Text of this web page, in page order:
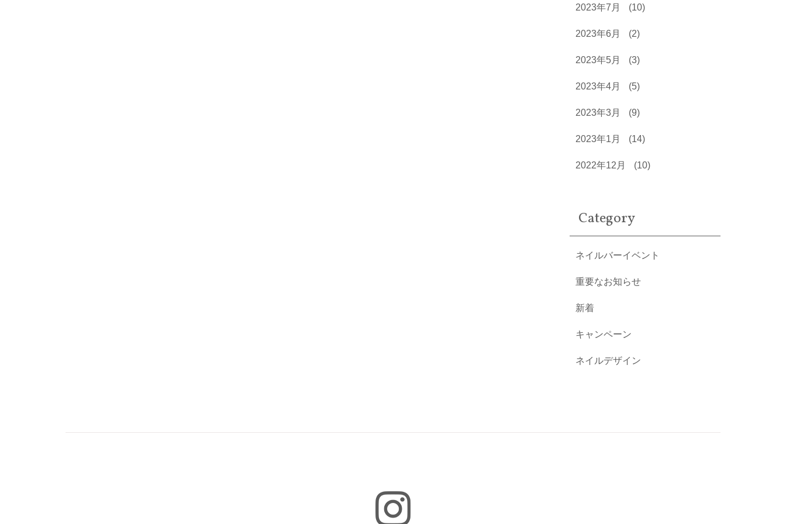
2023年7月 (10)
2023年6月 (2)
2023年5月 (3)
2023年4月 (5)
2023年3月 (9)
2023年1月 (14)
2022年12月 (10)
Category
ネイルバーイベント
重要なお知らせ
新着
キャンペーン
ネイルデザイン